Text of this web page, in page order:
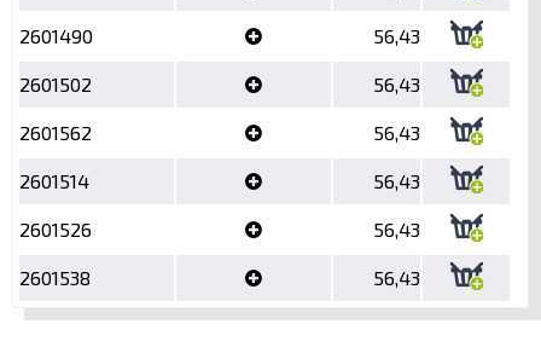
2601490 56,43
2601502 56,43
2601562 56,43
2601514 56,43
2601526 56,43
2601538 56,43